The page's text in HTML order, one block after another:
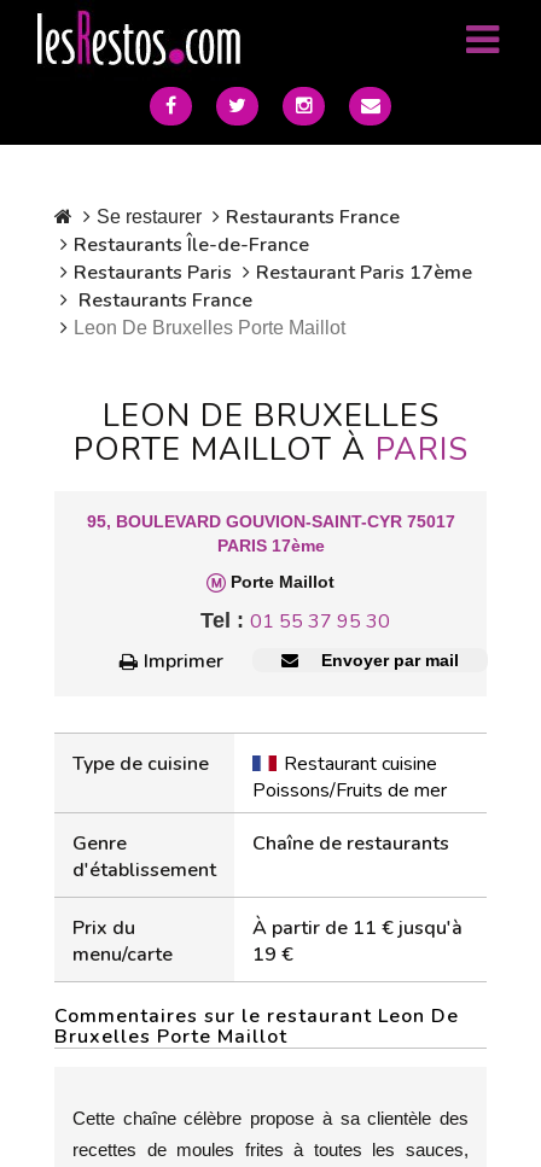
Se restaurer
Restaurants France
Restaurants Île-de-France
Restaurants Paris
Restaurant Paris 17ème
Restaurants France
Leon De Bruxelles Porte Maillot
LEON DE BRUXELLES
PORTE MAILLOT À PARIS
95, BOULEVARD GOUVION-SAINT-CYR 75017
PARIS 17ème
Porte Maillot
Tel : 01 55 37 95 30
Imprimer
Envoyer par mail
Type de cuisine
Restaurant cuisine
Poissons/Fruits de mer
Genre
d'établissement
Chaîne de restaurants
Prix du
menu/carte
À partir de 11 € jusqu'à
19 €
Commentaires sur le restaurant Leon De
Bruxelles Porte Maillot
Cette chaîne célèbre propose à sa clientèle des
recettes de moules frites à toutes les sauces,